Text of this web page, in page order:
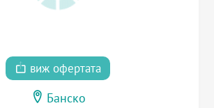
виж офертата
Банско